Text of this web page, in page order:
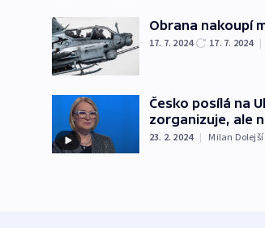
Obrana nakoupí
17. 7. 2024 17. 7. 2024 |
Česko posílá na
zorganizuje, ale
23. 2. 2024 | Milan Dolejší